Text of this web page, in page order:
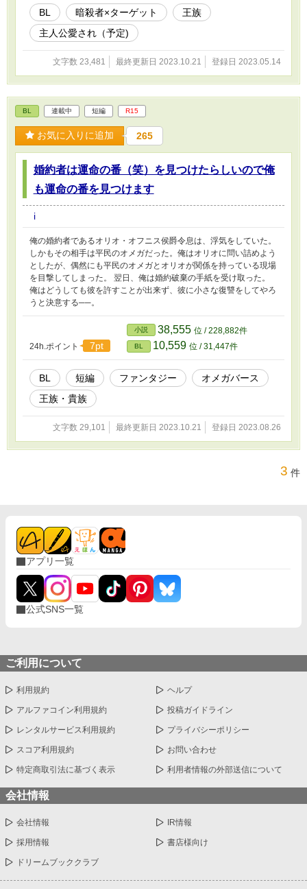
は、異常な執着をヒロインに見せつける当て馬
兼悪役を担っていたユディルだが、そんなもの
はお断りである。 この世界では絶対に安全に
なのに…… どうやら今世の俺には暗殺者とい
うものがついているらしい！？
BL 暗殺者×ターゲット
王族
主人公愛され（予定)
文字数 23,481 最終更新日 2023.10.21 登録日 2023.05.14
BL 連載中 短編 R15
お気に入りに追加 265
婚約者は運命の番（笑）を見つけたらしいので俺
も運命の番を見つけます
i
俺の婚約者であるオリオ・オフニス侯爵令息は、浮気をしていた。
しかもその相手は平民のオメガだった。俺はオリオに問い詰めよう
としたが、偶然にも平民のオメガとオリオが関係を持っている現場
を目撃してしまった。 翌日、俺は婚約破棄の手紙を受け取った。
俺はどうしても彼を許すことが出来ず、彼に小さな復讐をしてやろ
うと決意する──。
24h.ポイント 7pt
小説 38,555 位 / 228,882件
BL 10,559 位 / 31,447件
BL 短編 ファンタジー
オメガバース
王族・貴族
文字数 29,101 最終更新日 2023.10.21 登録日 2023.08.26
3 件
アプリ一覧
公式SNS一覧
ご利用について
利用規約 ヘルプ
アルファコイン利用規約 投稿ガイドライン
レンタルサービス利用規約 プライバシーポリシー
スコア利用規約 お問い合わせ
特定商取引法に基づく表示 利用者情報の外部送信について
会社情報
会社情報 IR情報
採用情報 書店様向け
ドリームブッククラブ